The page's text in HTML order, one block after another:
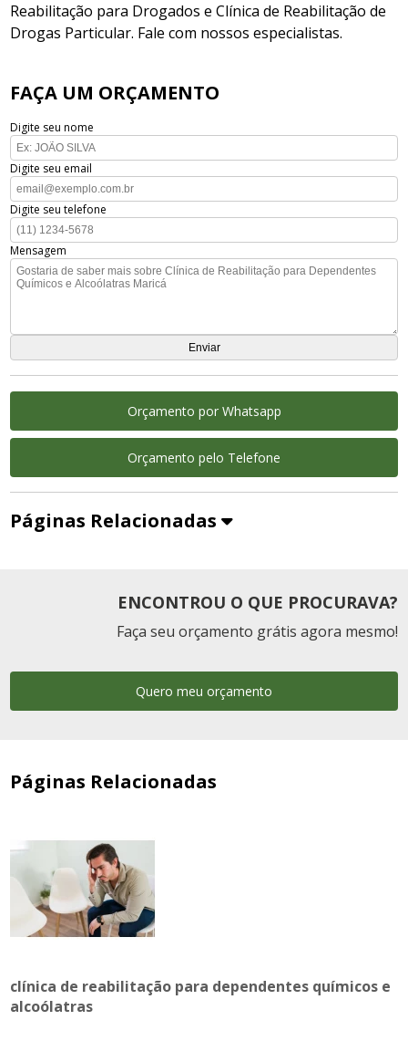
Reabilitação para Drogados e Clínica de Reabilitação de
Drogas Particular. Fale com nossos especialistas.
FAÇA UM ORÇAMENTO
Digite seu nome
Digite seu email
Digite seu telefone
Mensagem
Orçamento por Whatsapp
Orçamento pelo Telefone
Páginas Relacionadas
ENCONTROU O QUE PROCURAVA?
Faça seu orçamento grátis agora mesmo!
Quero meu orçamento
Páginas Relacionadas
clínica de reabilitação para dependentes químicos e
alcoólatras